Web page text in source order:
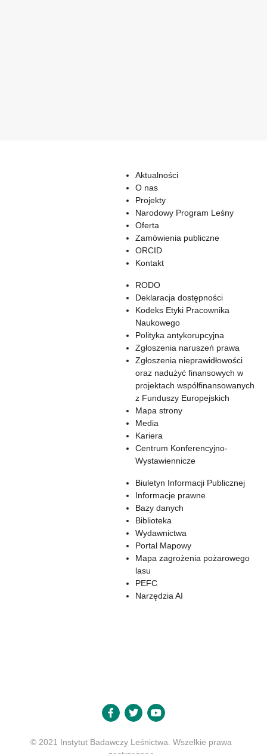
Aktualności
O nas
Projekty
Narodowy Program Leśny
Oferta
Zamówienia publiczne
ORCID
Kontakt
RODO
Deklaracja dostępności
Kodeks Etyki Pracownika
Naukowego
Polityka antykorupcyjna
Zgłoszenia naruszeń prawa
Zgłoszenia nieprawidłowości
oraz nadużyć finansowych w
projektach współfinansowanych
z Funduszy Europejskich
Mapa strony
Media
Kariera
Centrum Konferencyjno-
Wystawiennicze
Biuletyn Informacji Publicznej
Informacje prawne
Bazy danych
Biblioteka
Wydawnictwa
Portal Mapowy
Mapa zagrożenia pożarowego
lasu
PEFC
Narzędzia AI
© 2021 Instytut Badawczy Leśnictwa. Wszelkie prawa